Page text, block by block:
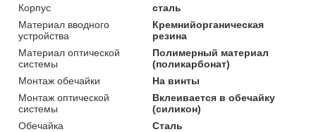
Корпус
сталь
Материал вводного
устройства
Кремнийорганическая
резина
Материал оптической
системы
Полимерный материал
(поликарбонат)
Монтаж обечайки
На винты
Монтаж оптической
системы
Вклеивается в обечайку
(силикон)
Обечайка
Сталь